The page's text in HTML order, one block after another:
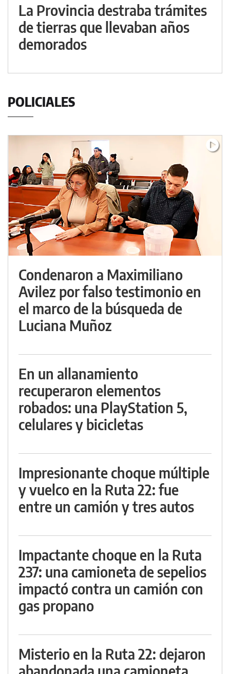
La Provincia destraba trámites
de tierras que llevaban años
demorados
POLICIALES
Condenaron a Maximiliano
Avilez por falso testimonio en
el marco de la búsqueda de
Luciana Muñoz
En un allanamiento
recuperaron elementos
robados: una PlayStation 5,
celulares y bicicletas
Impresionante choque múltiple
y vuelco en la Ruta 22: fue
entre un camión y tres autos
Impactante choque en la Ruta
237: una camioneta de sepelios
impactó contra un camión con
gas propano
Misterio en la Ruta 22: dejaron